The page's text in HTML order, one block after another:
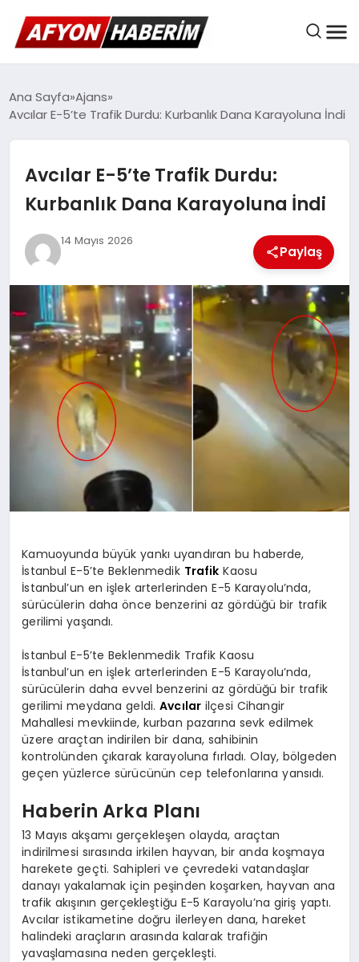
AFYON HABER
BELEDIYELER
DÜNYA
SPOR
MAGAZIN
SAĞLIK
TEKNOLOJI
Ana Sayfa Ajans
Avcılar E-5’te Trafik Durdu: Kurbanlık Dana Karayoluna İndi
Avcılar E-5’te Trafik Durdu:
Kurbanlık Dana Karayoluna İndi
14 Mayıs 2026
Paylaş
Kamuoyunda büyük yankı uyandıran bu haberde,
İstanbul E-5’te Beklenmedik Trafik Kaosu
İstanbul’un en işlek arterlerinden E-5 Karayolu’nda,
sürücülerin daha önce benzerini az gördüğü bir trafik
gerilimi yaşandı.
İstanbul E-5’te Beklenmedik Trafik Kaosu
İstanbul’un en işlek arterlerinden E-5 Karayolu’nda,
sürücülerin daha evvel benzerini az gördüğü bir trafik
gerilimi meydana geldi.Avcılar ilçesi Cihangir
Mahallesi mevkiinde, kurban pazarına sevk edilmek
üzere araçtan indirilen bir dana, sahibinin
kontrolünden çıkarak karayoluna fırladı. Olay, bölgeden
geçen yüzlerce sürücünün cep telefonlarına yansıdı.
Haberin Arka Planı
13 Mayıs akşamı gerçekleşen olayda, araçtan
indirilmesi sırasında irkilen hayvan, bir anda koşmaya
harekete geçti. Sahipleri ve çevredeki vatandaşlar
danayı yakalamak için peşinden koşarken, hayvan ana
trafik akışının gerçekleştiğu E-5 Karayolu’na giriş yaptı.
Avcılar istikametine doğru ilerleyen dana, hareket
halindeki araçların arasında kalarak trafiğin
yavaşlamasına neden gerçekleşti.